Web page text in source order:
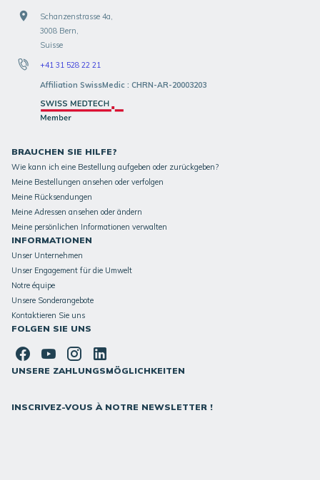
Schanzenstrasse 4a,
3008 Bern,
Suisse
+41 31 528 22 21
Affiliation SwissMedic : CHRN-AR-20003203
BRAUCHEN SIE HILFE?
Wie kann ich eine Bestellung aufgeben oder zurückgeben?
Meine Bestellungen ansehen oder verfolgen
Meine Rücksendungen
Meine Adressen ansehen oder ändern
Meine persönlichen Informationen verwalten
INFORMATIONEN
Unser Unternehmen
Unser Engagement für die Umwelt
Notre équipe
Unsere Sonderangebote
Kontaktieren Sie uns
FOLGEN SIE UNS
UNSERE ZAHLUNGSMÖGLICHKEITEN
INSCRIVEZ-VOUS À NOTRE NEWSLETTER !